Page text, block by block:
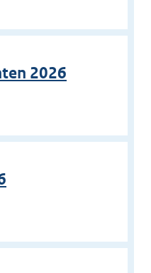
2026